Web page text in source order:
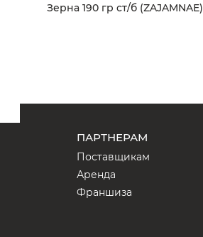
Зерна 190 гр ст/б (ZAJAMNAE)
ПАРТНЕРАМ
Поставщикам
Аренда
Франшиза